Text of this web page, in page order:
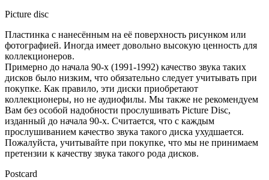
Picture disc
Пластинка с нанесённым на её поверхность рисунком или
фотографией. Иногда имеет довольно высокую ценность для
коллекционеров.
Примерно до начала 90-х (1991-1992) качество звука таких
дисков было низким, что обязательно следует учитывать при
покупке. Как правило, эти диски приобретают
коллекционеры, но не аудиофилы. Мы также не рекомендуем
Вам без особой надобности прослушивать Picture Disc,
изданный до начала 90-х. Считается, что с каждым
прослушиванием качество звука такого диска ухудшается.
Пожалуйста, учитывайте при покупке, что мы не принимаем
претензии к качеству звука такого рода дисков.
Postcard